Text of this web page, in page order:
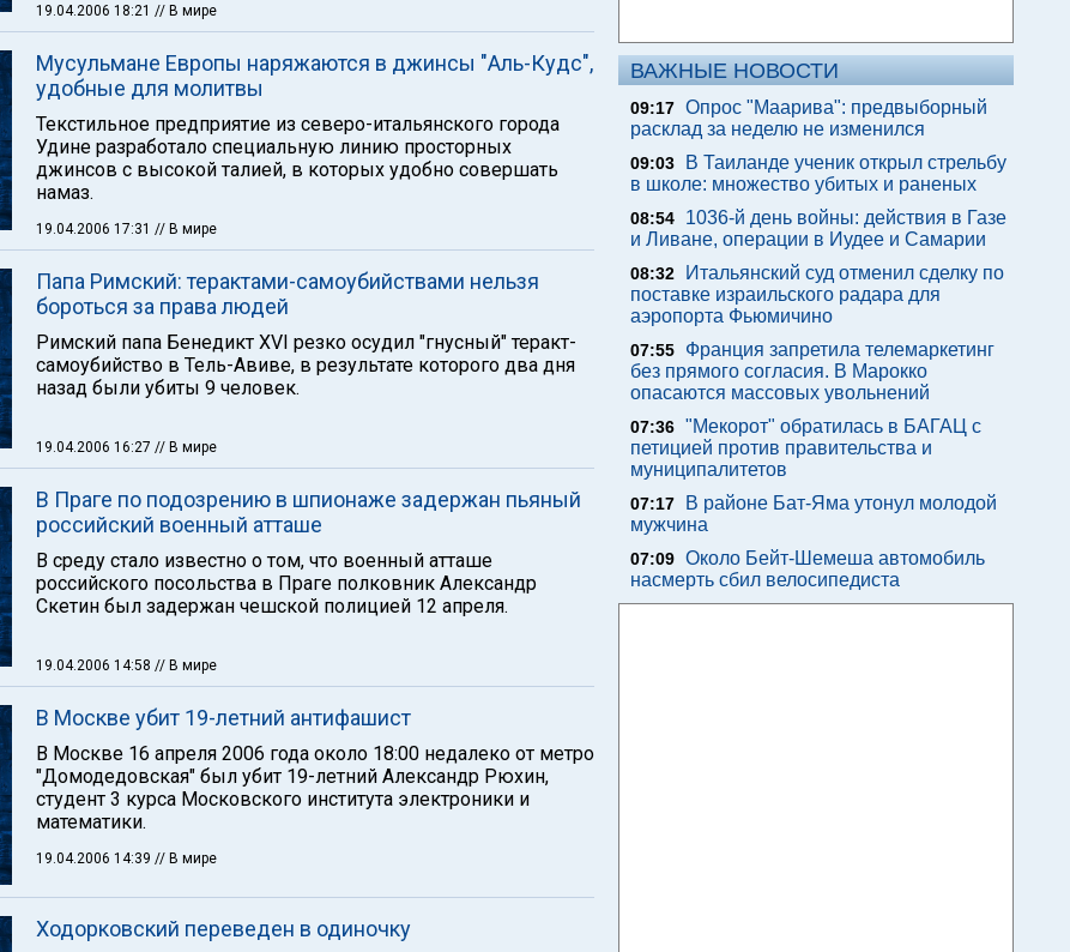
19.04.2006 18:21 // В мире
Мусульмане Европы наряжаются в джинсы "Аль-Кудс",
удобные для молитвы
Текстильное предприятие из северо-итальянского города
Удине разработало специальную линию просторных
джинсов с высокой талией, в которых удобно совершать
намаз.
19.04.2006 17:31 // В мире
Папа Римский: терактами-самоубийствами нельзя
бороться за права людей
Римский папа Бенедикт XVI резко осудил "гнусный" теракт-
самоубийство в Тель-Авиве, в результате которого два дня
назад были убиты 9 человек.
19.04.2006 16:27 // В мире
В Праге по подозрению в шпионаже задержан пьяный
российский военный атташе
В среду стало известно о том, что военный атташе
российского посольства в Праге полковник Александр
Скетин был задержан чешской полицией 12 апреля.
19.04.2006 14:58 // В мире
В Москве убит 19-летний антифашист
В Москве 16 апреля 2006 года около 18:00 недалеко от метро
"Домодедовская" был убит 19-летний Александр Рюхин,
студент 3 курса Московского института электроники и
математики.
19.04.2006 14:39 // В мире
Ходорковский переведен в одиночку
ВАЖНЫЕ НОВОСТИ
09:17 Опрос "Mаарива": предвыборный
расклад за неделю не изменился
09:03
В Таиланде ученик открыл стрельбу
в школе: множество убитых и раненых
08:54
1036-й день войны: действия в Газе
и Ливане, операции в Иудее и Самарии
08:32
Итальянский суд отменил сделку по
поставке израильского радара для
аэропорта Фьюмичино
07:55
Франция запретила телемаркетинг
без прямого согласия. В Марокко
опасаются массовых увольнений
07:36 "Мекорот" обратилась в БАГАЦ с
петицией против правительства и
муниципалитетов
07:17
В районе Бат-Яма утонул молодой
мужчина
07:09 Около Бейт-Шемеша автомобиль
насмерть сбил велосипедиста